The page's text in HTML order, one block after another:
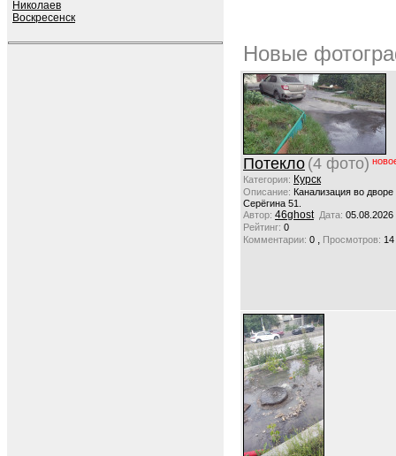
Николаев
Воскресенск
Новые
Потекло (4 фото)
Категория: Курск
Описание: Канализация во
Серёгина 51.
Автор: 46ghost Дата: 05.08.2026
Рейтинг: 0
Комментарии: 0 , Просмотров: 14